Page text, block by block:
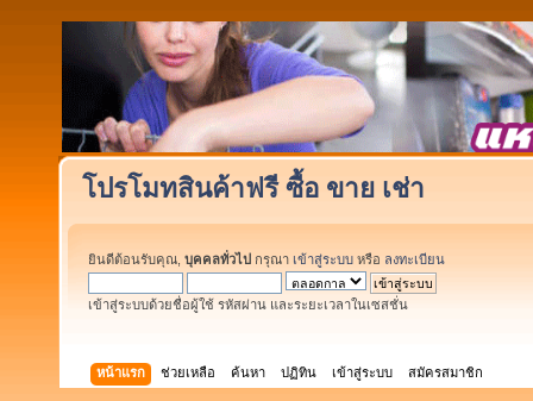
โปรโมทสินค้าฟรี ซื้อ ขาย เช่า
ยินดีต้อนรับคุณ, บุคคลทั่วไป กรุณา เข้าสู่ระบบ หรือ ลงทะเบียน
เข้าสู่ระบบด้วยชื่อผู้ใช้ รหัสผ่าน และระยะเวลาในเซสชั่น
หน้าแรก ช่วยเหลือ ค้นหา ปฏิทิน เข้าสู่ระบบ สมัครสมาชิก